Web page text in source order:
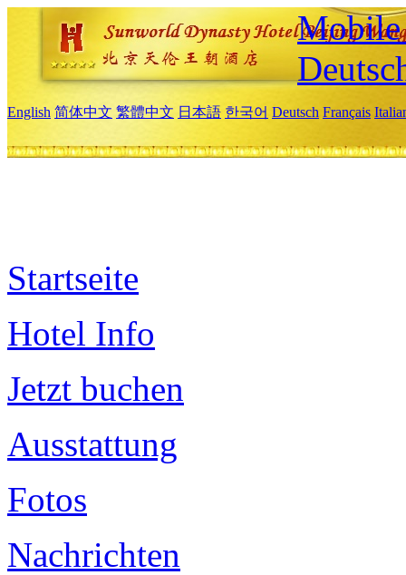
Mobile
English 简体中文 繁體中文 日本語 한국어 Deutsch Français
Startseite
Hotel Info
Jetzt buchen
Ausstattung
Fotos
Nachrichten